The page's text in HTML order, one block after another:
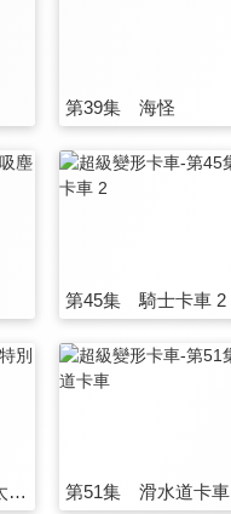
第39集 海怪
第45集 騎士卡車 2
第50集 特別的夏日在太空中度假 第51集 滑水道卡車